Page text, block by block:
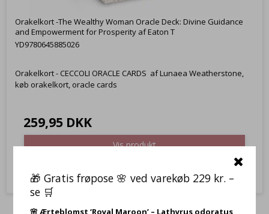
Orakelkort -The Wealthy Woman Oracle Deck: Divine Guidance
and Empowerment for Prosperity af Eaton T
YD9780645885026
Orakelkort - CECCOLI ORACLE CARDS af Lunaea Weatherstone,
køb orakelkort, oracle cards
259,95 DKK
Vis produkt
🎁 Gratis frøpose 🌸 ved varekøb 229 kr. –
se 🛒
🌸 Ærteblomst ‘Royal Maroon’ – Lathyrus odoratus